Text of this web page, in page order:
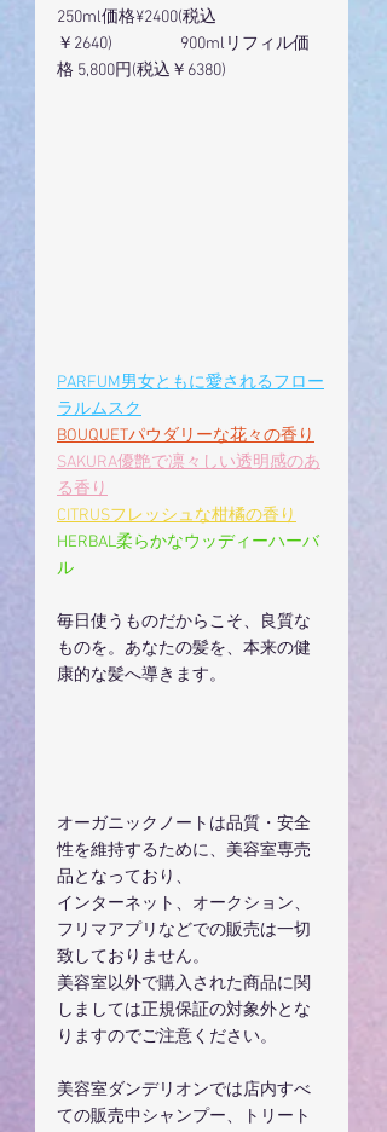
250ml価格¥2400(税込
￥2640)　　　　900mlリフィル価
格 5,800円(税込￥6380)
PARFUM男女ともに愛されるフロー
ラルムスク
BOUQUETパウダリーな花々の香り
SAKURA優艶で凛々しい透明感のあ
る香り
CITRUSフレッシュな柑橘の香り
HERBAL柔らかなウッディーハーバ
ル
毎日使うものだからこそ、良質な
ものを。あなたの髪を、本来の健
康的な髪へ導きます。
オーガニックノートは品質・安全
性を維持するために、美容室専売
品となっており、
インターネット、オークション、
フリマアプリなどでの販売は一切
致しておりません。
美容室以外で購入された商品に関
しましては正規保証の対象外とな
りますのでご注意ください。
美容室ダンデリオンでは店内すべ
ての販売中シャンプー、トリート